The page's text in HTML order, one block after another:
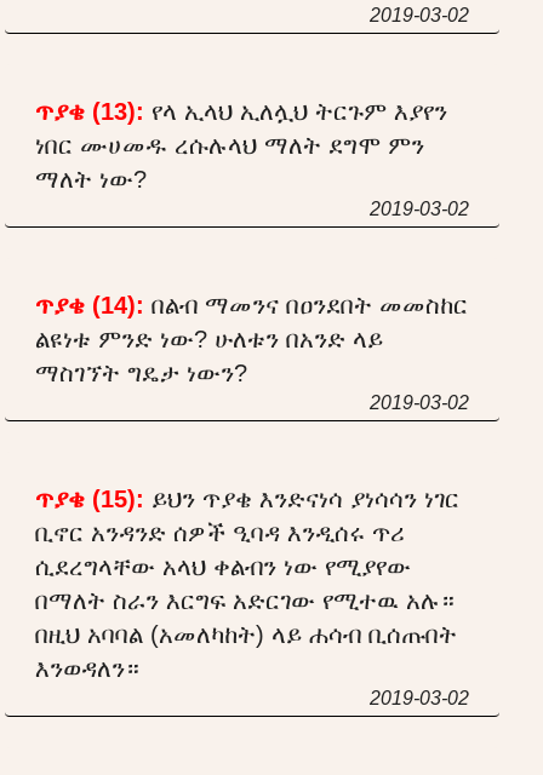
2019-03-02
ጥያቄ (13): የላ ኢላህ ኢለሏህ ትርጉም እያየን
ነበር ሙሀመዱ ረሱሉላህ ማለት ደግሞ ምን
ማለት ነው?
2019-03-02
ጥያቄ (14): በልብ ማመንና በዐንደበት መመስከር
ልዩነቱ ምንድ ነው? ሁለቱን በአንድ ላይ
ማስገኘት ግዴታ ነውን?
2019-03-02
ጥያቄ (15): ይህን ጥያቄ እንድናነሳ ያነሳሳን ነገር
ቢኖር አንዳንድ ሰዎች ዒባዳ እንዲሰሩ ጥሪ
ሲደረግላቸው አላህ ቀልብን ነው የሚያየው
በማለት ስራን እርግፍ አድርገው የሚተዉ አሉ።
በዚህ አባባል (አመለካከት) ላይ ሐሳብ ቢሰጡበት
እንወዳለን።
2019-03-02